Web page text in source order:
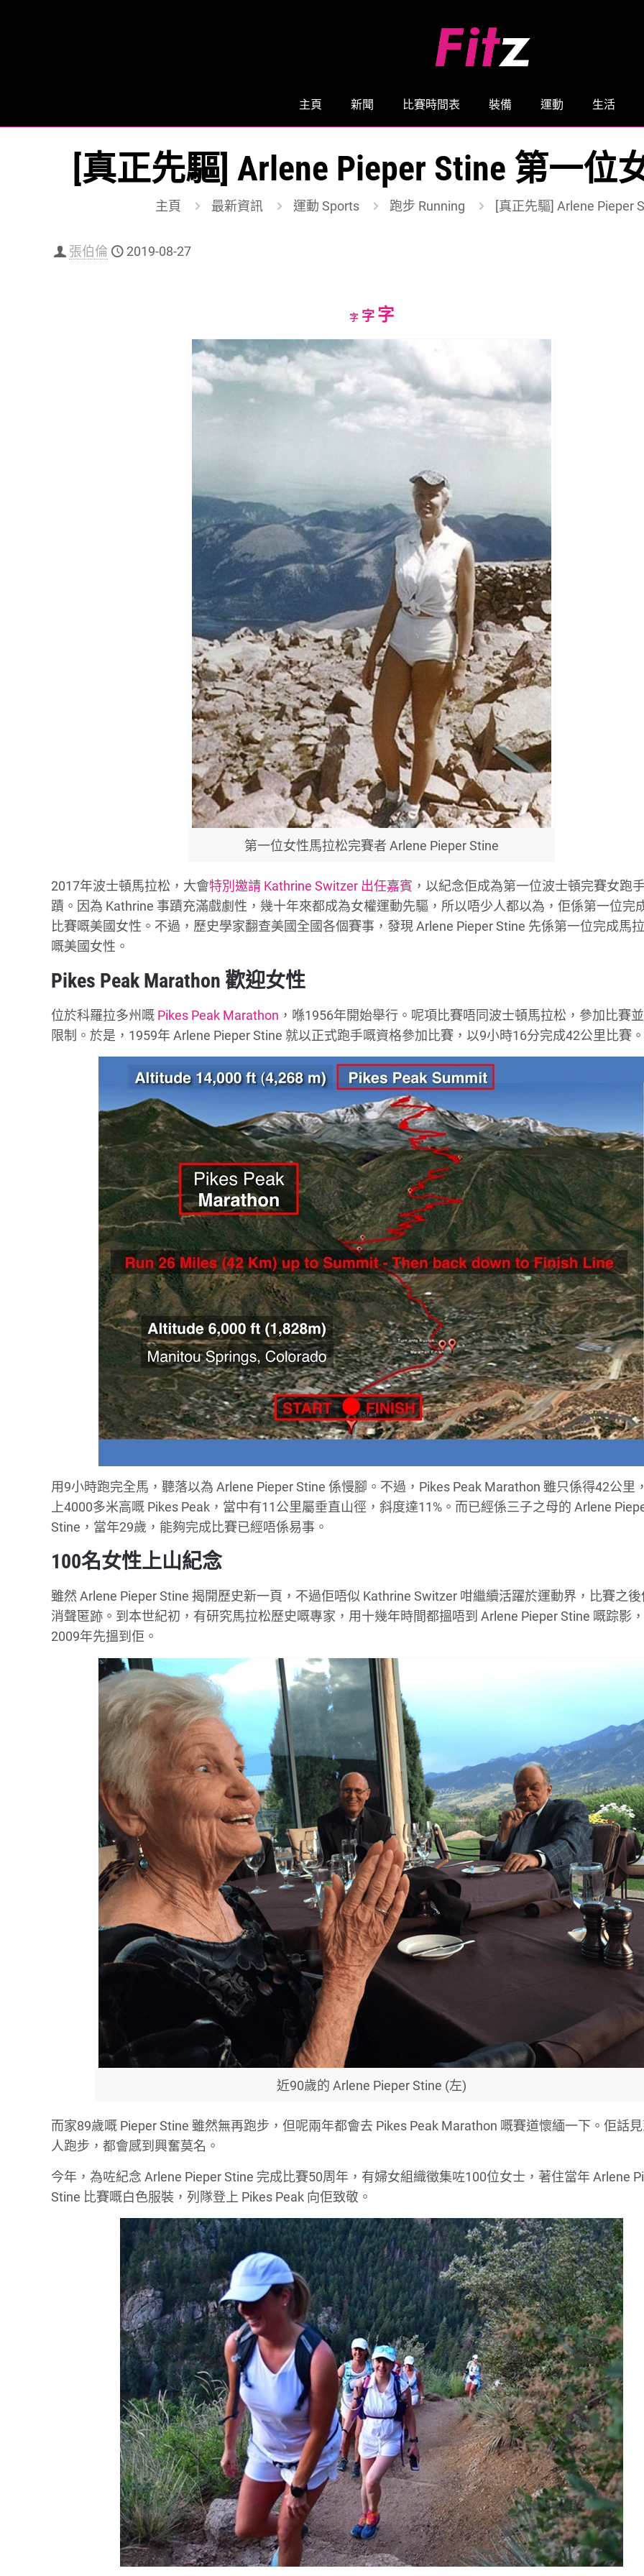
主頁 新聞 比賽時間表 裝備 運動 生活
[真正先驅] Arlene Pieper Stine 第一
主頁 最新資訊 運動 Sports 跑步 Running [真正先驅] Arlene Pieper
張伯倫 2019-08-27
字Decrease
字Reset
size.
字Increase
font
size.
第一位女性馬拉松完賽者 Arlene Pieper Stine
2017年波士頓馬拉松，大會特別邀請 Kathrine Switzer 出任嘉賓 ，以紀念佢成為第一位波士頓完賽女跑
蹟。因為 Kathrine 事蹟充滿戲劇性，幾十年來都成為女權運動先驅，所以唔少人都以為，佢係第一位完
比賽嘅美國女性。不過，歷史學家翻查美國全國各個賽事，發現 Arlene Pieper Stine 先係第一位完成馬
嘅美國女性。
Pikes Peak Marathon 歡迎女性
位於科羅拉多州嘅 Pikes Peak Marathon ，喺1956年開始舉行。呢項比賽唔同波士頓馬拉松，參加比賽
限制。於是，1959年 Arlene Pieper Stine 就以正式跑手嘅資格參加比賽，以9小時16分完成42公里比賽
用9小時跑完全馬，聽落以為 Arlene Pieper Stine 係慢腳。不過，Pikes Peak Marathon 雖只係得42公里
上4000多米高嘅 Pikes Peak，當中有11公里屬垂直山徑，斜度達11%。而已經係三子之母的 Arlene
Stine，當年29歲，能夠完成比賽已經唔係易事。
100名女性上山紀念
雖然 Arlene Pieper Stine 揭開歷史新一頁，不過佢唔似 Kathrine Switzer 咁繼續活躍於運動界，比賽之
消聲匿跡。到本世紀初，有研究馬拉松歷史嘅專家，用十幾年時間都搵唔到 Arlene Pieper Stine 嘅踪影
2009年先搵到佢。
近90歲的 Arlene Pieper Stine (左)
而家89歲嘅 Pieper Stine 雖然無再跑步，但呢兩年都會去 Pikes Peak Marathon 嘅賽道懷緬一下。佢話
人跑步，都會感到興奮莫名。
今年，為咗紀念 Arlene Pieper Stine 完成比賽50周年，有婦女組織徵集咗100位女士，著住當年 Arlene
Stine 比賽嘅白色服裝，列隊登上 Pikes Peak 向佢致敬。